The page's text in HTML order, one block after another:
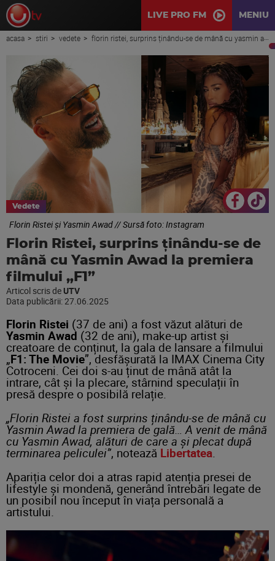
LIVE PRO FM MENIU
acasa stiri vedete florin ristei, surprins ținându-se de mână cu yasmin awad la premiera filmului „f1”
Vedete
Florin Ristei și Yasmin Awad // Sursă foto: Instagram
Florin Ristei, surprins ținându-se de
mână cu Yasmin Awad la premiera
filmului „F1”
Articol scris de UTV
Data publicării:27.06.2025
Florin Ristei (37 de ani) a fost văzut alături de
Yasmin Awad (32 de ani), make-up artist și
creatoare de conținut, la gala de lansare a filmului
„F1: The Movie”, desfășurată la IMAX Cinema City
Cotroceni. Cei doi s-au ținut de mână atât la
intrare, cât și la plecare, stârnind speculații în
presă despre o posibilă relație.
„Florin Ristei a fost surprins ținându-se de mână cu
Yasmin Awad la premiera de gală… A venit de mână
cu Yasmin Awad, alături de care a și plecat după
terminarea peliculei”, notează Libertatea
Apariția celor doi a atras rapid atenția presei de
lifestyle și mondenă, generând întrebări legate de
un posibil nou început în viața personală a
artistului.